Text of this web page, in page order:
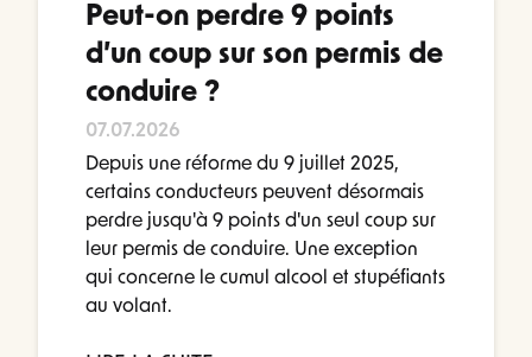
Peut-on perdre 9 points
d’un coup sur son permis de
conduire ?
07.07.2026
Depuis une réforme du 9 juillet 2025,
certains conducteurs peuvent désormais
perdre jusqu'à 9 points d'un seul coup sur
leur permis de conduire. Une exception
qui concerne le cumul alcool et stupéfiants
au volant.